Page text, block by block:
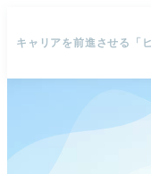
キャリアを前進させる「